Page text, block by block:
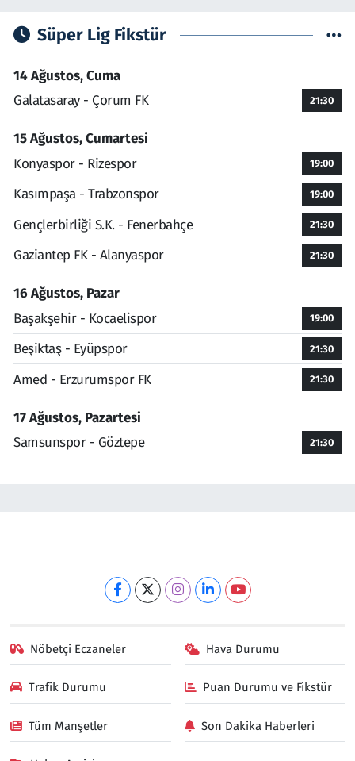
Süper Lig Fikstür
14 Ağustos, Cuma
Galatasaray - Çorum FK
21:30
15 Ağustos, Cumartesi
Konyaspor - Rizespor
19:00
Kasımpaşa - Trabzonspor 19:00
Gençlerbirliği S.K. - Fenerbahçe 21:30
Gaziantep FK - Alanyaspor 21:30
16 Ağustos, Pazar
Başakşehir - Kocaelispor
19:00
Beşiktaş - Eyüpspor 21:30
Amed - Erzurumspor FK 21:30
17 Ağustos, Pazartesi
Samsunspor - Göztepe
21:30
Nöbetçi Eczaneler Hava Durumu
Trafik Durumu Puan Durumu ve Fikstür
Tüm Manşetler Son Dakika Haberleri